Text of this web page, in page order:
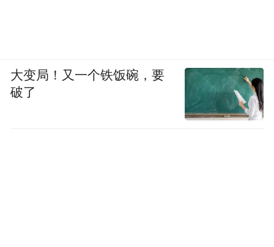
大变局！又一个铁饭碗，要
破了